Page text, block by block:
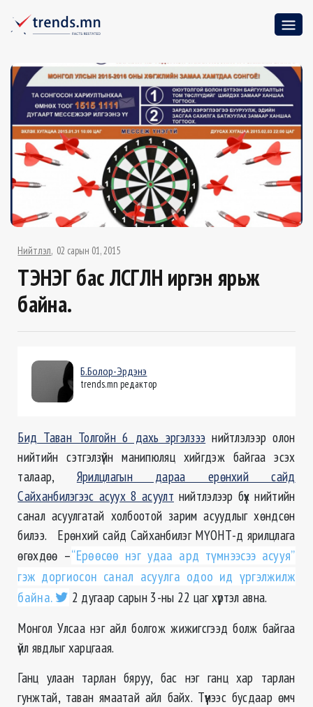
Нийтлэл 02 сарын 01, 2015
ТЭНЭГ бас ӨЛСГӨЛӨН иргэн ярьж
байна.
Б.Болор-Эрдэнэ
trends.mn редактор
Бид Таван Толгойн 6 дахь эргэлзээ нийтлэлээр олон
нийтийн сэтгэлзүйн манипюляц хийгдэж байгаа эсэх
талаар, Ярилцлагын дараа ерөнхий сайд
Сайханбилэгээс асуух 8 асуулт нийтлэлээр бүх нийтийн
санал асуулгатай холбоотой зарим асуудлыг хөндсөн
билээ. Ерөнхий сайд Сайханбилэг МҮОНТ-д ярилцлага
өгөхдөө –“Ерөөсөө нэг удаа ард түмнээсээ асууя”
гэж доргиосон санал асуулга одоо ид үргэлжилж
байна.
2 дугаар сарын 3-ны 22 цаг хүртэл авна.
Монгол Улсаа нэг айл болгож жижигсгээд болж байгаа
үйл явдлыг харцгаая.
Ганц улаан тарлан бяруу, бас нэг ганц хар тарлан
гунжтай, таван ямаатай айл байх. Түүнээс бусдаар өмч